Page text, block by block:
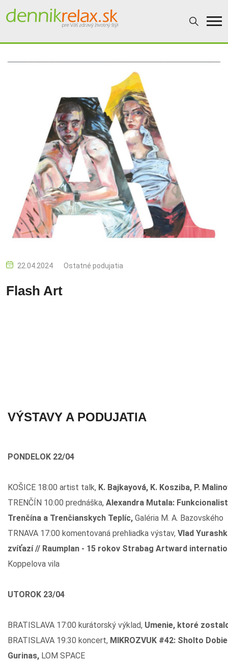
22.04.2024 Ostatné podujatia
Flash Art
VÝSTAVY A PODUJATIA
PONDELOK 22/04
KOŠICE 18:00 artist talk, K. Bajkayová, K. Kosziba, P.
TRENČÍN 10:00 prednáška, Alexandra Mutala:
Trenčína a Trenčianskych Teplíc, Galéria M. A. Bazovského
TRNAVA 17:00 komentovaná prehliadka výstav, Vlad
zvíťazí // Raumplan - 15 rokov Strabag Artward
Koppelova vila
UTOROK 23/04
BRATISLAVA 17:00 kurátorský výklad, Umenie, ktoré
BRATISLAVA 19:30 koncert, MIKROZVUK #42: Sholto
Gurinas, LOM SPACE